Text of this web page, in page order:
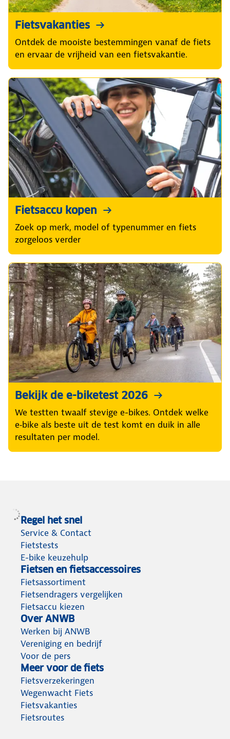
Fietsvakanties
Ontdek de mooiste bestemmingen vanaf de fiets
en ervaar de vrijheid van een fietsvakantie.
Fietsaccu kopen
Zoek op merk, model of typenummer en fiets
zorgeloos verder
Bekijk de e-biketest 2026
We testten twaalf stevige e-bikes. Ontdek welke
e‑bike als beste uit de test komt en duik in alle
resultaten per model.
Regel het snel
Service & Contact
Fietstests
E-bike keuzehulp
Fietsen en fietsaccessoires
Fietsassortiment
Fietsendragers vergelijken
Fietsaccu kiezen
Over ANWB
Werken bij ANWB
Vereniging en bedrijf
Voor de pers
Meer voor de fiets
Fietsverzekeringen
Wegenwacht Fiets
Fietsvakanties
Fietsroutes